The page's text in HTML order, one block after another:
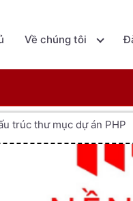
Về chúng tôi
trúc thư mục dự án PHP